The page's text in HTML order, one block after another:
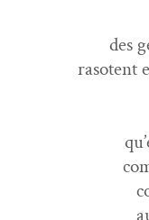
des
raso­tent